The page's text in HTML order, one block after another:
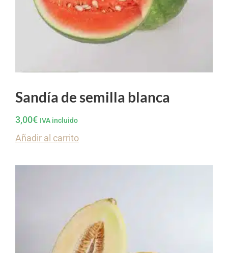
Sandía de semilla blanca
3,00€ IVA incluido
Añadir al carrito